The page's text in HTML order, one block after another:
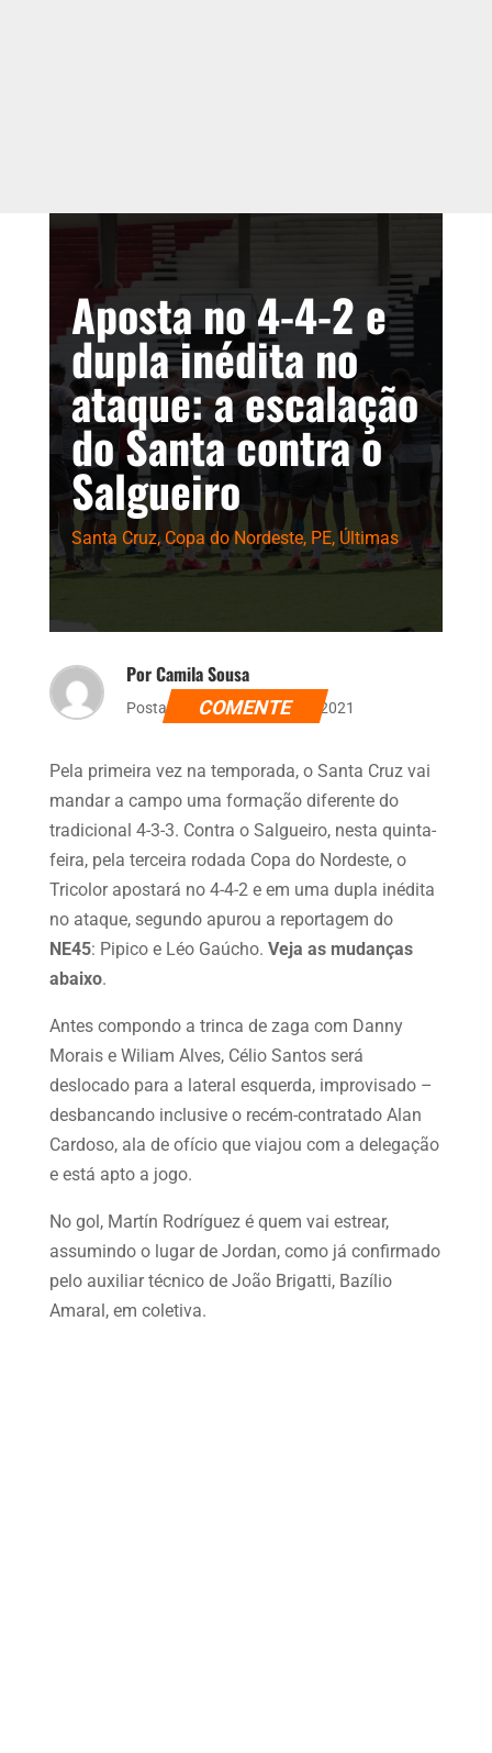
Aposta no 4-4-2 e
dupla inédita no
ataque: a escalação
do Santa contra o
Salgueiro
Santa Cruz,Copa do Nordeste, PE, Últimas
Por Camila Sousa
Postado dia 10 de março de 2021
COMENTE
Pela primeira vez na temporada, o Santa Cruz vai
mandar a campo uma formação diferente do
tradicional 4-3-3. Contra o Salgueiro, nesta quinta-
feira, pela terceira rodada Copa do Nordeste, o
Tricolor apostará no 4-4-2 e em uma dupla inédita
no ataque, segundo apurou a reportagem do
NE45: Pipico e Léo Gaúcho. Veja as mudanças
abaixo.
Antes compondo a trinca de zaga com Danny
Morais e Wiliam Alves, Célio Santos será
deslocado para a lateral esquerda, improvisado –
desbancando inclusive o recém-contratado Alan
Cardoso, ala de ofício que viajou com a delegação
e está apto a jogo.
No gol, Martín Rodríguez é quem vai estrear,
assumindo o lugar de Jordan, como já confirmado
pelo auxiliar técnico de João Brigatti, Bazílio
Amaral, em coletiva.